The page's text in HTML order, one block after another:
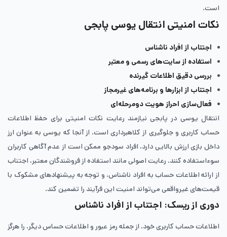
است.
نکات امنیتی انتقال یوسی پابجی
اجتناب از افراد ناشناس
استفاده از سایت‌های رسمی و معتبر
بررسی دقیق اطلاعات گیرنده
اجتناب از ابزارها و برنامه‌های غیرمجاز
فعال‌سازی احراز هویت دومرحله‌ای
انتقال یوسی در پابجی نیازمند رعایت نکات امنیتی برای حفظ اطلاعات
حساب کاربری و جلوگیری از کلاهبرداری است. از آنجا که یوسی به عنوان ارز
داخل بازی ارزش بالایی دارد، افراد سودجو ممکن است از عدم آگاهی کاربران
سوءاستفاده کنند. رعایت اصولی مانند استفاده از فروشندگان معتبر، اجتناب
از ارائه اطلاعات حساب به افراد ناشناس، و توجه به پیشنهادهای مشکوک با
قیمت‌های غیرواقعی می‌تواند امنیت این فرآیند را تضمین کند.
دوری از ریسک: اجتناب از افراد ناشناس
اطلاعات حساب کاربری خود، از جمله رمز عبور و اطلاعات حساس دیگر، را هرگز